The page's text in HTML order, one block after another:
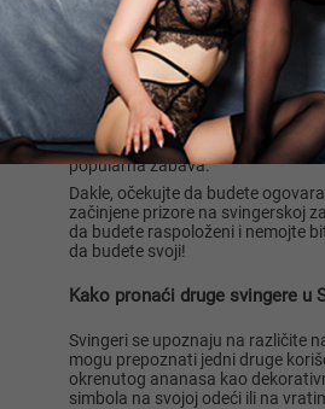
Nisu sve svingerske zabave
Iako se dešavaju, svingeri na
spektar slobodnih aktivnosti.
tematska, gde je grupni seks ili
samo deo programa, ali ne i cela
takođe vole da organizuju
javnim mestima kao što su hoteli,
krstarenja. Svingersko krstarenje
popularna zabava.
Dakle, očekujte da budete
začinjene prizore na svingerskoj
da budete raspoloženi i nemojte
da budete svoji!
Kako pronaći druge svingere u
Svingeri se upoznaju na različite
mogu prepoznati jedni druge
okrenutog ananasa kao
simbola na svojoj odeći ili na